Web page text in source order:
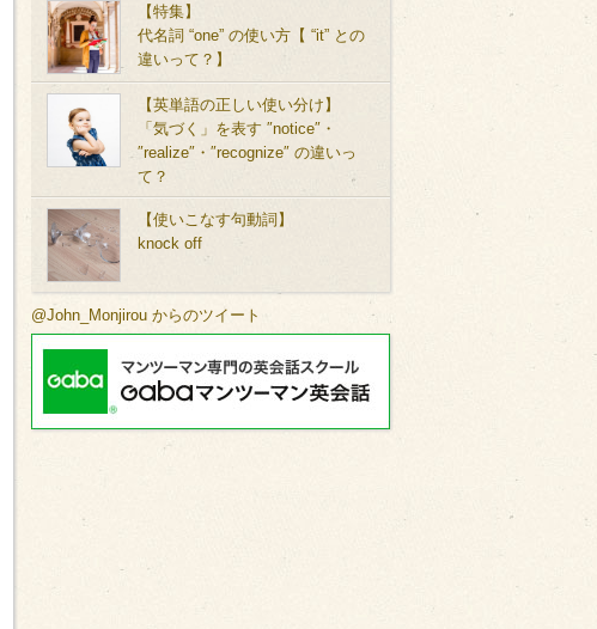
【特集】
代名詞 “one” の使い方【 “it” との
違いって？】
【英単語の正しい使い分け】
「気づく」を表す ″notice″・
″realize″・″recognize″ の違いっ
て？
【使いこなす句動詞】
knock off
@John_Monjirou からのツイート